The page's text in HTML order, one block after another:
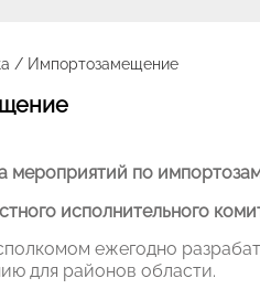
/ Импортозамещение
мероприятий по
исполнительного
ежегодно
для районов области.